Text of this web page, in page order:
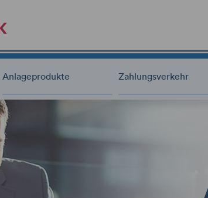
Anlageprodukte Zahlungsverkehr